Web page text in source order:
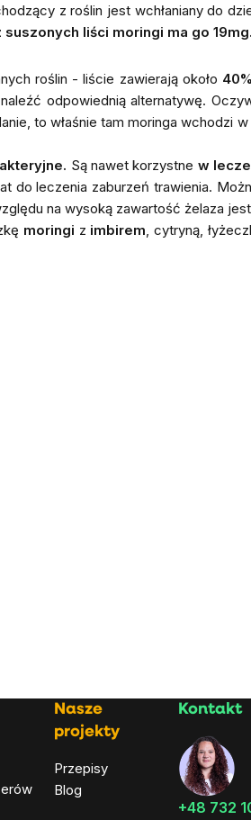
z roślin jest wchłaniany do
liści moringi ma go 19mg.
roślin - liście zawierają około
odpowiednią alternatywę.
to właśnie tam moringa wchodzi
Są nawet korzystne w
leczenia zaburzeń trawienia.
na wysoką zawartość żelaza
moringi z imbirem , cytryną,
Nasze
projekty
Przepisy
Blog
Kontakt
+48 732